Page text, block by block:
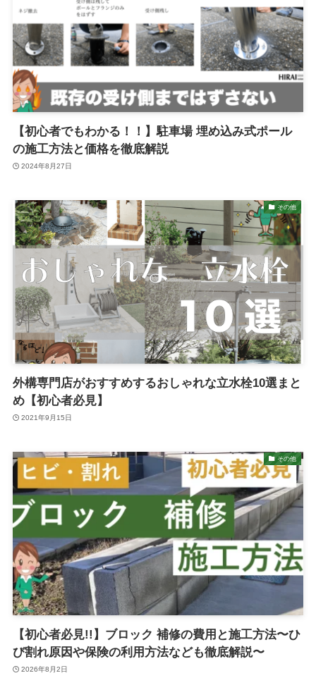
【初心者でもわかる！！】駐車場 埋め込み式ポール
の施工方法と価格を徹底解説
2024年8月27日
その他
外構専門店がおすすめするおしゃれな立水栓10選まと
め【初心者必見】
2021年9月15日
その他
【初心者必見!!】ブロック 補修の費用と施工方法〜ひ
び割れ原因や保険の利用方法なども徹底解説〜
2026年8月2日